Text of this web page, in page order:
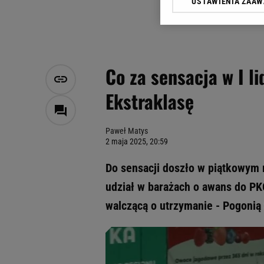
Co za sensacja w I
Ekstraklasę
Paweł Matys
2 maja 2025, 20:59
Do sensacji doszło w
udział w barażach o awans do
walczącą o utrzymanie -
Klikając „Akceptuję”
Zaufanych Partnerów i
My, nasi Zaufani
Użycie dokładnych
Przechowywanie
badnie odbiorców i